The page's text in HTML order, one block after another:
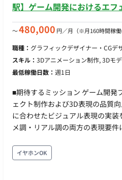
駅】ゲーム開発におけるエ
〜480,000 円／月 （※月160時間稼
職種： グラフィックデザイナー・CGデ
スキル： 3Dアニメーション制作, 3Dモ
最低稼働日数： 週1日
■期待するミッション ゲーム開発
ェクト制作および3D表現の品質
に合わせたビジュアル表現の実
メ調・リアル調の両方の表現要
【エフェクト制作】 ・演出、ス
・アニメ調表現における視覚効果
イヤホンOK